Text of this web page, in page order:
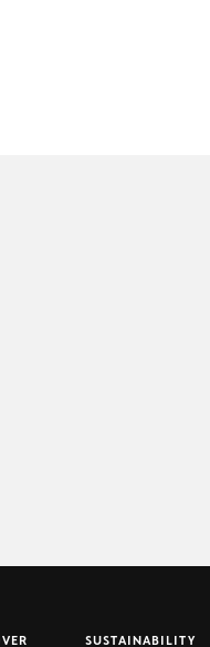
SUSTAINABILITY